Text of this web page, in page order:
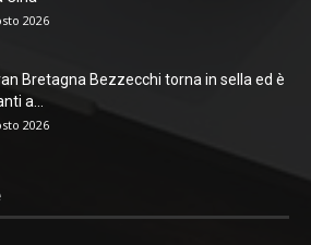
2026
Bretagna Bezzecchi torna in sella ed è
a...
2026